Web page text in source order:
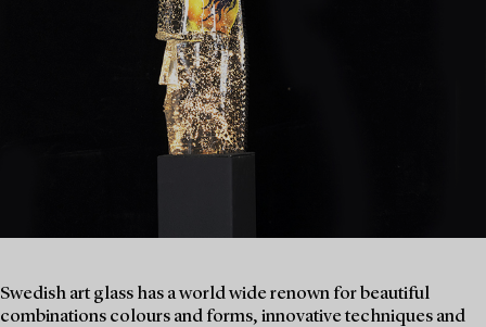
Swedish art glass has a world wide renown for beautiful
combinations colours and forms, innovative techniques and